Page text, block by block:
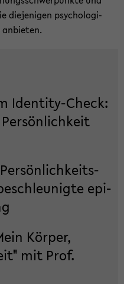
die­je­ni­gen psy­cho­lo­gi­
an­bie­ten.
Identity-​Check:
epi­
Kör­per,
mit Prof.